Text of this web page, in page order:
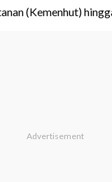
(Kemenhut)